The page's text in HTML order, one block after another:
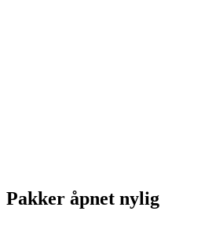
Pakker åpnet nylig